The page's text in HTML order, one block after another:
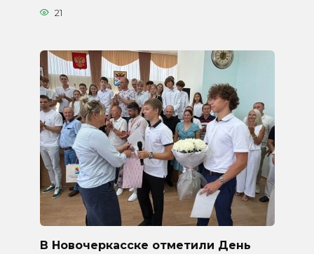
21
В Новочеркасске отметили День